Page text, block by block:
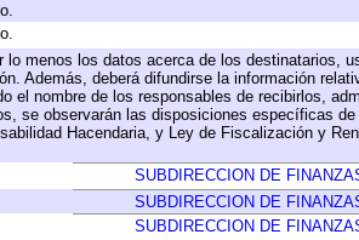
menos los datos acerca de los destinatarios,
Además, deberá difundirse la información
nombre de los responsables de recibirlos,
se observarán las disposiciones específicas
Hacendaria, y Ley de Fiscalización y
SUBDIRECCION DE
SUBDIRECCION DE
SUBDIRECCION DE